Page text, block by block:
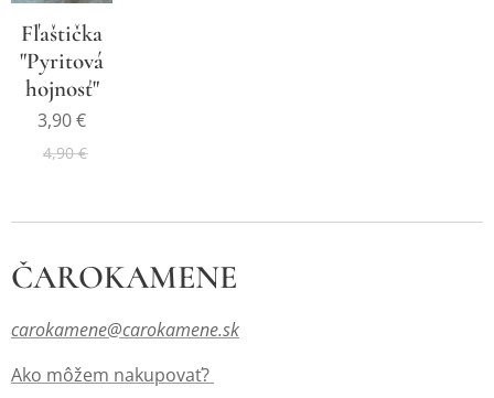
Fľaštička
"Pyritová
hojnosť"
3,90€
4,90€
ČAROKAMENE
carokamene@carokamene.sk
Ako môžem nakupovať?